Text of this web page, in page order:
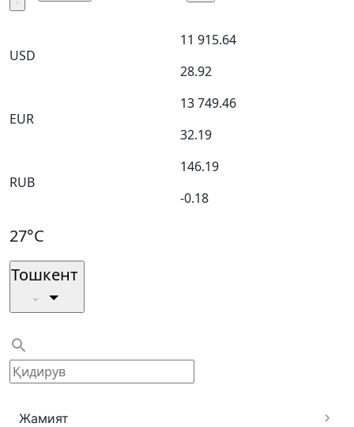
USD
11 915.64
28.92
EUR
13 749.46
32.19
RUB
146.19
-0.18
27°C
Тошкент
Жамият